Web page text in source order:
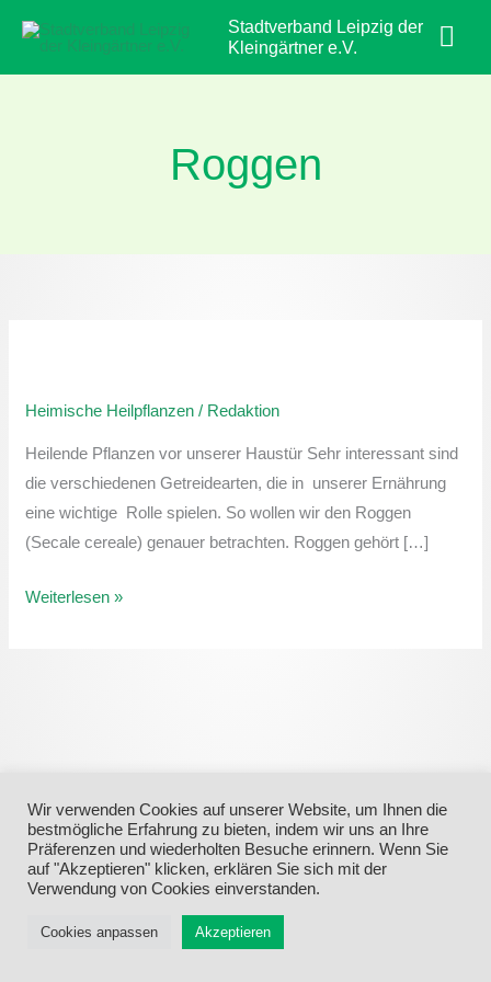
Inhalt
springen
Stadtverband Leipzig der
Kleingärtner e.V.
Roggen
Heimische Heilpflanzen / Redaktion
Heilende Pflanzen vor unserer Haustür Sehr interessant sind
die verschiedenen Getreidearten, die in unserer Ernährung
eine wichtige Rolle spielen. So wollen wir den Roggen
(Secale cereale) genauer betrachten. Roggen gehört […]
Roggen
Weiterlesen »
Menü
Wir verwenden Cookies auf unserer Website, um Ihnen die
bestmögliche Erfahrung zu bieten, indem wir uns an Ihre
Präferenzen und wiederholten Besuche erinnern. Wenn Sie
auf "Akzeptieren" klicken, erklären Sie sich mit der
Verwendung von Cookies einverstanden.
Cookies anpassen Akzeptieren